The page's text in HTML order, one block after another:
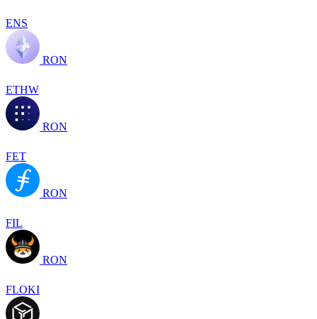
ENS
RON
ETHW
RON
FET
RON
FIL
RON
FLOKI